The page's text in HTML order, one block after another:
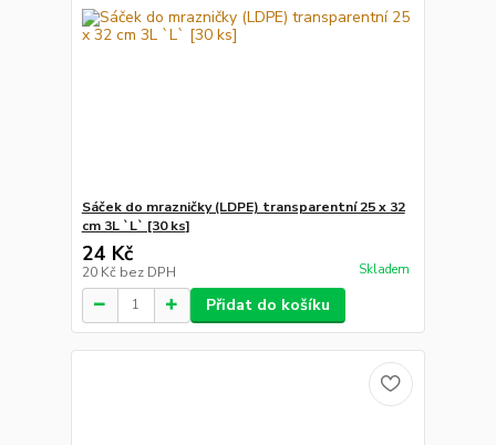
Sáček do mrazničky (LDPE) transparentní 25 x 32
cm 3L `L` [30 ks]
24 Kč
20 Kč bez DPH Skladem
Přidat do košíku